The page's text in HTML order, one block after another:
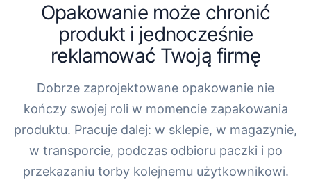
Opakowanie może chronić
produkt i jednocześnie
reklamować Twoją firmę
Dobrze zaprojektowane opakowanie nie
kończy swojej roli w momencie zapakowania
produktu. Pracuje dalej: w sklepie, w magazynie,
w transporcie, podczas odbioru paczki i po
przekazaniu torby kolejnemu użytkownikowi.